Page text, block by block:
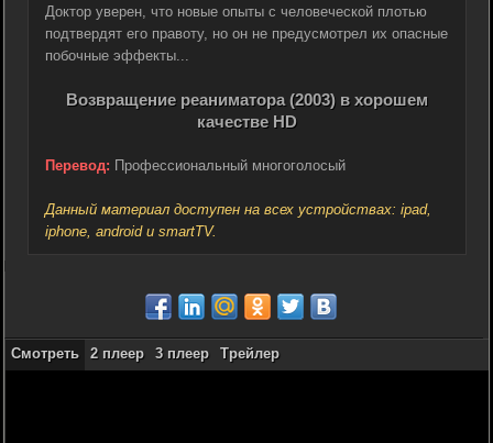
Доктор уверен, что новые опыты с человеческой плотью
подтвердят его правоту, но он не предусмотрел их опасные
побочные эффекты...
Возвращение реаниматора (2003) в хорошем
качестве HD
Перевод: Профессиональный многоголосый
Данный материал доступен на всех устройствах: ipad,
iphone, android и smartTV.
Смотреть 2 плеер 3 плеер Трейлер